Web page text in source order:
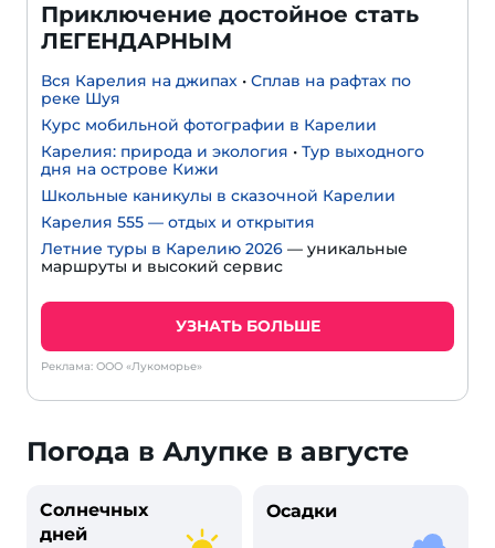
Приключение достойное стать
ЛЕГЕНДАРНЫМ
Вся Карелия на джипах • Сплав на рафтах по
реке Шуя
Курс мобильной фотографии в Карелии
Карелия: природа и экология • Тур выходного
дня на острове Кижи
Школьные каникулы в сказочной Карелии
Карелия 555 — отдых и открытия
Летние туры в Карелию 2026 — уникальные
маршруты и высокий сервис
УЗНАТЬ БОЛЬШЕ
Реклама: ООО «Лукоморье»
Погода в Алупке в августе
Солнечных
дней
Осадки